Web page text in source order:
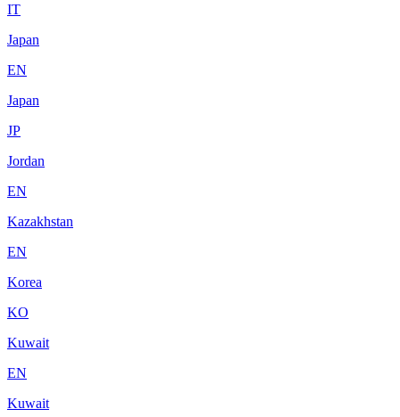
IT
Japan
EN
Japan
JP
Jordan
EN
Kazakhstan
EN
Korea
KO
Kuwait
EN
Kuwait